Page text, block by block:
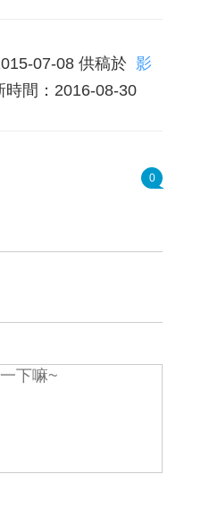
07-08供稿於 影
時間：2016-08-30
0